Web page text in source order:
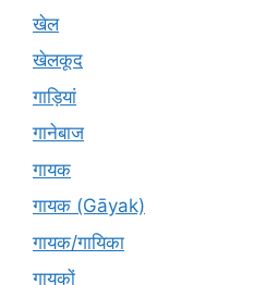
खेल
खेलकूद
गाड़ियां
गानेबाज
गायक
गायक (Gāyak)
गायक/गायिका
गायकों